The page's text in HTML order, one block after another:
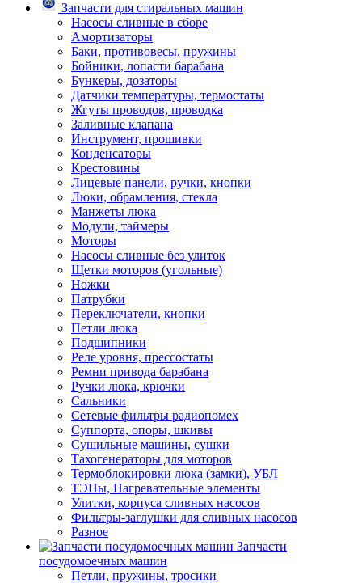
Запчасти для стиральных машин
Насосы сливные в сборе
Амортизаторы
Баки, противовесы, пружины
Бойники, лопасти барабана
Бункеры, дозаторы
Датчики температуры, термостаты
Жгуты проводов, проводка
Заливные клапана
Инструмент, прошивки
Конденсаторы
Крестовины
Лицевые панели, ручки, кнопки
Люки, обрамления, стекла
Манжеты люка
Модули, таймеры
Моторы
Насосы сливные без улиток
Щетки моторов (угольные)
Ножки
Патрубки
Переключатели, кнопки
Петли люка
Подшипники
Реле уровня, прессостаты
Ремни привода барабана
Ручки люка, крючки
Сальники
Сетевые фильтры радиопомех
Суппорта, опоры, шкивы
Сушильные машины, сушки
Тахогенераторы для моторов
Термоблокировки люка (замки), УБЛ
ТЭНы, Нагревательные элементы
Улитки, корпуса сливных насосов
Фильтры-заглушки для сливных насосов
Разное
Запчасти
посудомоечных машин
Петли, пружины, тросики